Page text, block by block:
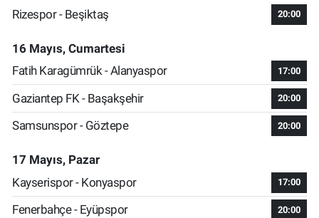
Rizespor - Beşiktaş
20:00
16 Mayıs, Cumartesi
Fatih Karagümrük - Alanyaspor
17:00
Gaziantep FK - Başakşehir 20:00
Samsunspor - Göztepe 20:00
17 Mayıs, Pazar
Kayserispor - Konyaspor
17:00
Fenerbahçe - Eyüpspor 20:00